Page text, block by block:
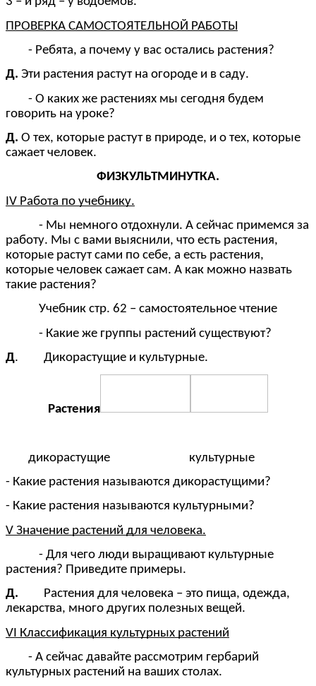
ПРОВЕРКА САМОСТОЯТЕЛЬНОЙ РАБОТЫ
- Ребята, а почему у вас остались растения?
Д. Эти растения растут на огороде и в саду.
- О каких же растениях мы сегодня будем
говорить на уроке?
Д. О тех, которые растут в природе, и о тех, которые
сажает человек.
ФИЗКУЛЬТМИНУТКА.
IV Работа по учебнику.
- Мы немного отдохнули. А сейчас примемся за
работу. Мы с вами выяснили, что есть растения,
которые растут сами по себе, а есть растения,
которые человек сажает сам. А как можно назвать
такие растения?
Учебник стр. 62 – самостоятельное чтение
- Какие же группы растений существуют?
Д. Дикорастущие и культурные.
Растения
дикорастущие
культурные
- Какие растения называются дикорастущими?
- Какие растения называются культурными?
V Значение растений для человека.
- Для чего люди выращивают культурные
растения? Приведите примеры.
Д. Растения для человека – это пища, одежда,
лекарства, много других полезных вещей.
VI Классификация культурных растений
- А сейчас давайте рассмотрим гербарий
культурных растений на ваших столах.